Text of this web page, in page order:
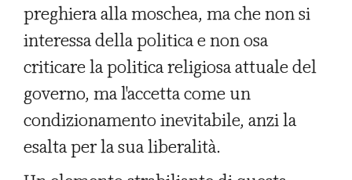
preghiera alla moschea, ma che non si
interessa della politica e non osa
criticare la politica religiosa attuale del
governo, ma l'accetta come un
condizionamento inevitabile, anzi la
esalta per la sua liberalità.